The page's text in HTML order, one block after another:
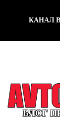
КАНАЛ В
БЛОГ